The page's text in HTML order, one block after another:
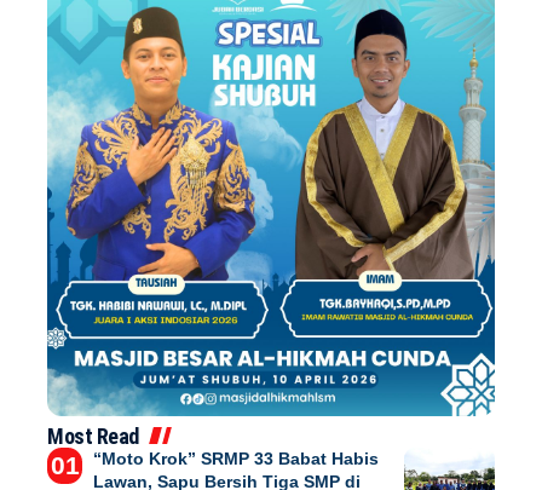
Most Read
“Moto Krok” SRMP 33 Babat Habis
Lawan, Sapu Bersih Tiga SMP di